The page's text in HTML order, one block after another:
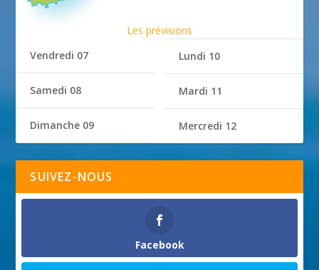
Les prévisions
Vendredi 07
Samedi 08
Dimanche 09
Lundi 10
Mardi 11
Mercredi 12
SUIVEZ-NOUS
Facebook